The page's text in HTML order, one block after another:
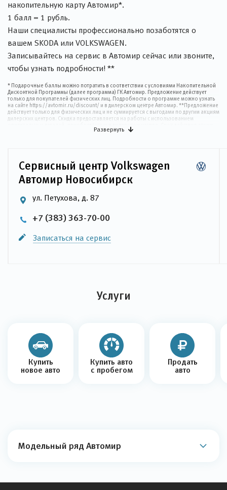
накопительную карту Автомир*.
1 балл = 1 рубль.
Наши специалисты профессионально позаботятся о
вашем SKODA или VOLKSWAGEN.
Записывайтесь на сервис в Автомир сейчас или звоните,
чтобы узнать подробности! **
* Подарочные баллы можно потратить в соответствии с условиями Накопительной
Дисконтной Программы (далее программа) ГК Автомир. Предложение действует
только для покупателей физических лиц. Подробности о программе можно узнать
на сайте https://avtomir.ru/discount/ и в дилерском центре Автомир. **Предложение
действует только для физических лиц и не суммируется с выгодами по другим акциям
дилерских центров. Скидка предоставляется на работы с использованием
до 31.12.2026. Более подробную информацию Вы можете получить в дилерском
Развернуть
Сервисный центр Volkswagen
Автомир Новосибирск
ул. Петухова, д. 87
+7 (383) 363-70-00
Записаться на сервис
Услуги
Купить
новое авто
Купить авто
с пробегом
Продать
авто
Модельный ряд Автомир